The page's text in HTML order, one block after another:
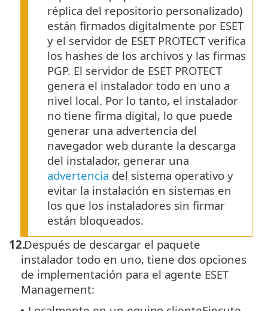
réplica del repositorio personalizado)
están firmados digitalmente por ESET
y el servidor de ESET PROTECT verifica
los hashes de los archivos y las firmas
PGP. El servidor de ESET PROTECT
genera el instalador todo en uno a
nivel local. Por lo tanto, el instalador
no tiene firma digital, lo que puede
generar una advertencia del
navegador web durante la descarga
del instalador, generar una
advertencia del sistema operativo y
evitar la instalación en sistemas en
los que los instaladores sin firmar
están bloqueados.
12.Después de descargar el paquete
instalador todo en uno, tiene dos opciones
de implementación para el agente ESET
Management: